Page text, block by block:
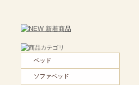
ベッド
ソファベッド